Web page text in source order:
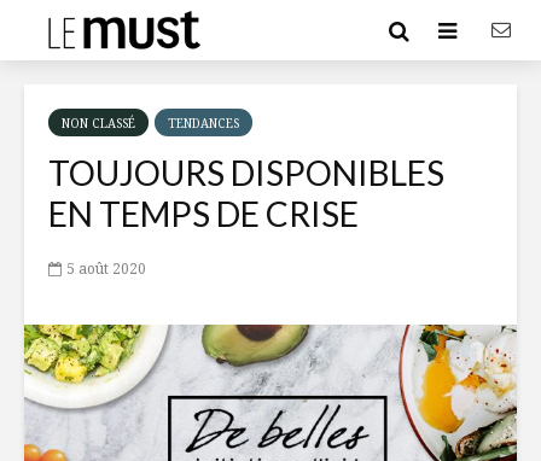
NON CLASSÉ TENDANCES
TOUJOURS DISPONIBLES
EN TEMPS DE CRISE
5 août 2020